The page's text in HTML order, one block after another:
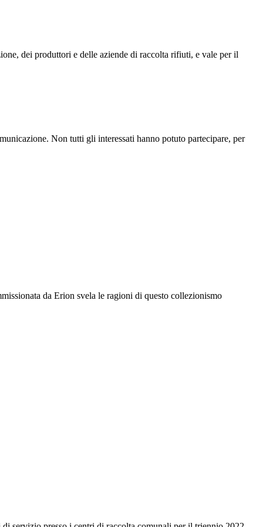
dei produttori e delle aziende di raccolta rifiuti, e vale per il
Non tutti gli interessati hanno potuto partecipare, per
da Erion svela le ragioni di questo collezionismo